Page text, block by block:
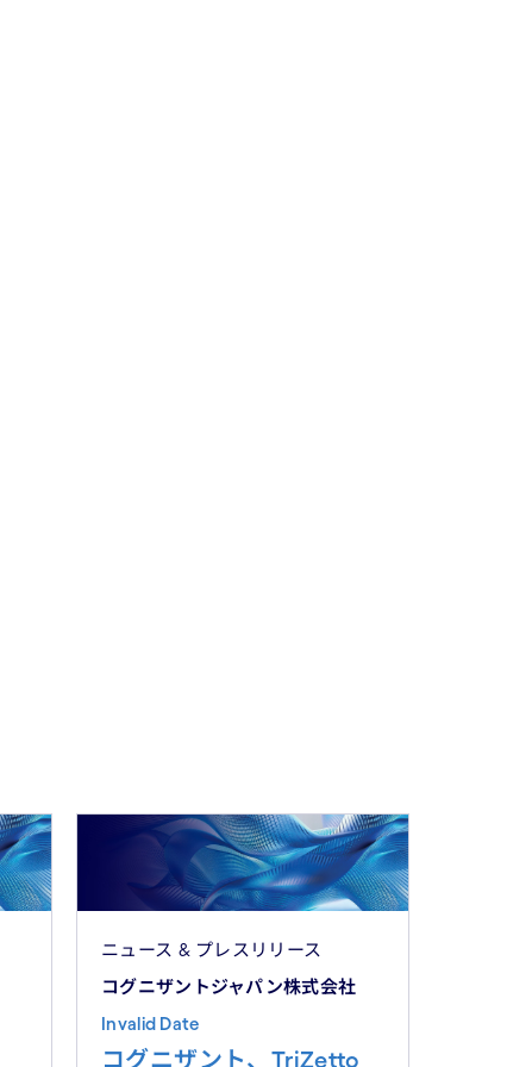
ニュース & プレスリリース
コグニザントジャパン株式会社
Invalid Date
コグニザント、TriZetto